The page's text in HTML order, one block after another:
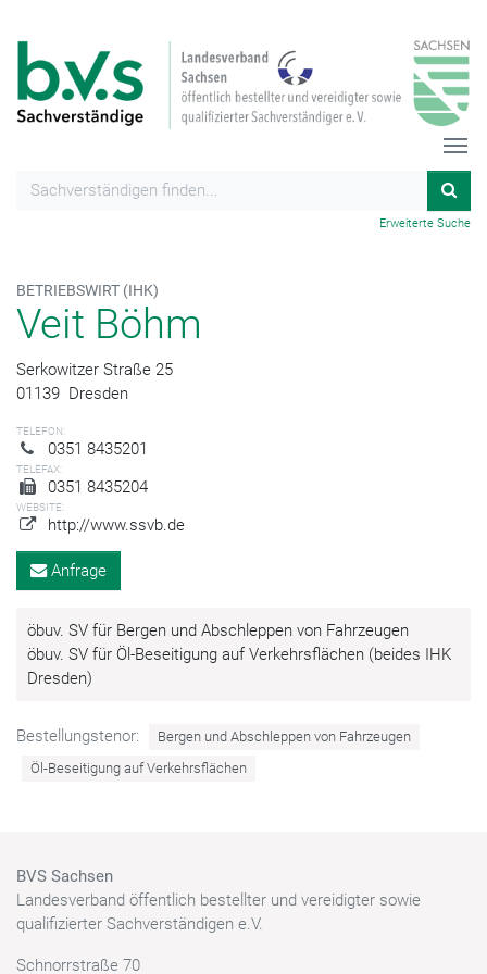
Erweiterte Suche
BETRIEBSWIRT (IHK)
Veit Böhm
Serkowitzer Straße 25
01139 Dresden
TELEFON:
0351 8435201
TELEFAX:
0351 8435204
WEBSITE:
http://www.ssvb.de
Anfrage
öbuv. SV für Bergen und Abschleppen von Fahrzeugen
öbuv. SV für Öl-Beseitigung auf Verkehrsflächen (beides IHK
Dresden)
Bestellungstenor:
Bergen und Abschleppen von Fahrzeugen
Öl-Beseitigung auf Verkehrsflächen
BVS Sachsen
Landesverband öffentlich bestellter und vereidigter sowie
qualifizierter Sachverständigen e.V.
Schnorrstraße 70